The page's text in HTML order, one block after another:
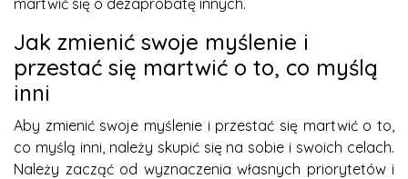
Jak zmienić swoje myślenie i
przestać się martwić o to, co myślą
inni
Aby zmienić swoje myślenie i przestać się martwić o to,
co myślą inni, należy skupić się na sobie i swoich celach.
Należy zacząć od wyznaczenia własnych priorytetów i